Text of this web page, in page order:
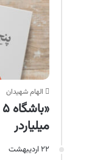
الهام شهیدان
میلیاردر
۲۲ اردیبهشت